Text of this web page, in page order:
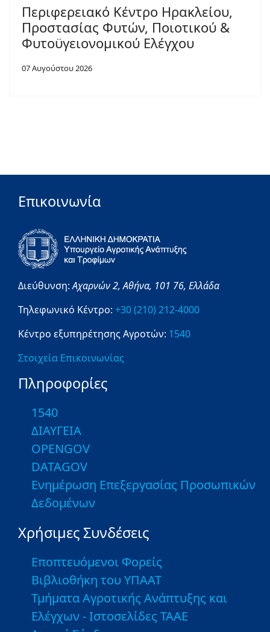
Περιφερειακό Κέντρο Ηρακλείου,
Προστασίας Φυτών, Ποιοτικού &
Φυτοϋγειονομικού Ελέγχου
07 Αυγούστου 2026
Επικοινωνία
Διεύθυνση:Αχαρνών 2,Αθήνα, 101 76, Ελλάδα
Τηλεφωνικό Κέντρο: +30 (210) 212-4000
Κέντρο εξυπηρέτησης Αγροτών: 1540
Στοιχεία Επικοινωνίας
Πληροφορίες
1540
ΔΙΑΥΓΕΙΑ
OPENGOV
DATAGOV
Ενημέρωση Επεξεργασίας Προσωπικών
Δεδομένων
Χρήσιμες Συνδέσεις
Εποπτευόμενοι Φορείς
Βιβλιοθήκη του ΥΠΑΑΤ
Τμήματα Αγροτικής Ανάπτυξης και
Ελέγχων - Ιστοσελίδες ΤΑΑΕ